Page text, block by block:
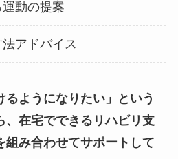
動の提案
アドバイス
るようになりたい」という
、在宅でできるリハビリ支
組み合わせてサポートして